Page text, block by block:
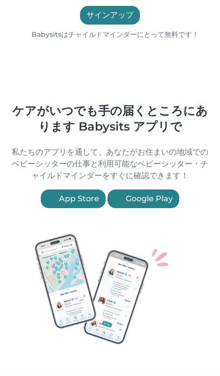
サインアップ
Babysitsはチャイルドマインダーにとって無料です！
ケアがいつでも手の届くところにあ
ります Babysits アプリで
私たちのアプリを通して、あなたがお住まいの地域での
ベビーシッターの仕事と利用可能なベビーシッター・チ
ャイルドマインダーをすぐに確認できます！
App Store Google Play